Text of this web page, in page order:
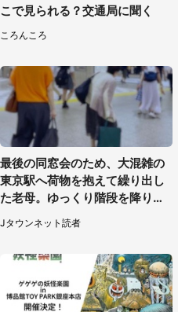
こで見られる？交通局に聞く
ころんころ
最後の同窓会のため、大混雑の
東京駅へ荷物を抱えて繰り出し
た老母。ゆっくり階段を降りて
たらスーツの男性が（東京都・
50代女性）
Jタウンネット読者